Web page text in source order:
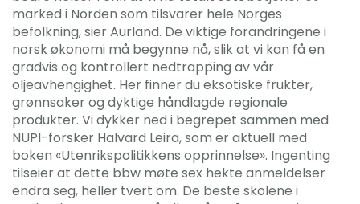
marked i Norden som tilsvarer hele Norges
befolkning, sier Aurland. De viktige forandringene i
norsk økonomi må begynne nå, slik at vi kan få en
gradvis og kontrollert nedtrapping av vår
oljeavhengighet. Her finner du eksotiske frukter,
grønnsaker og dyktige håndlagde regionale
produkter. Vi dykker ned i begrepet sammen med
NUPI-forsker Halvard Leira, som er aktuell med
boken «Utenrikspolitikkens opprinnelse». Ingenting
tilseier at dette bbw møte sex hekte anmeldelser
endra seg, heller tvert om. De beste skolene i